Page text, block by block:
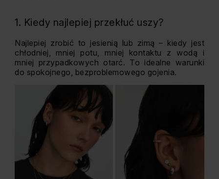
1. Kiedy najlepiej przekłuć uszy?
Najlepiej zrobić to jesienią lub zimą – kiedy jest
chłodniej, mniej potu, mniej kontaktu z wodą i
mniej przypadkowych otarć. To idealne warunki
do spokojnego, bezproblemowego gojenia.